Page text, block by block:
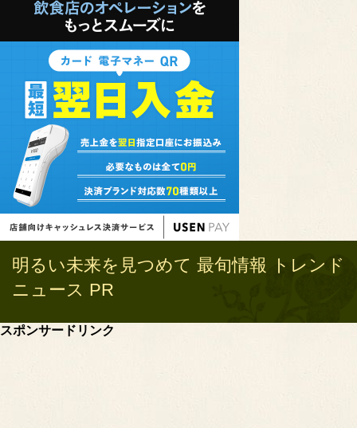
明るい未来を見つめて 最旬情報 トレンド
ニュース PR
スポンサードリンク